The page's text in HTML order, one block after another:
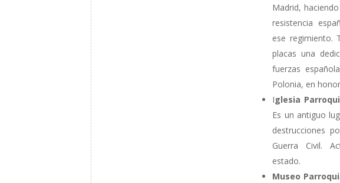
Madrid,
resistencia
ese regimiento.
placas una
fuerzas
Polonia, en
Iglesia
Es un antiguo
destrucciones
Guerra Civil.
estado.
Museo